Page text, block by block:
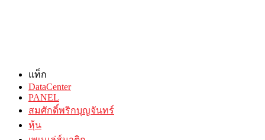
แท็ก
DataCenter
PANEL
สมศักดิ์พริกบุญจันทร์
หุ้น